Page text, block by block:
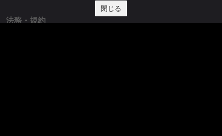
法務・規約
閉じる